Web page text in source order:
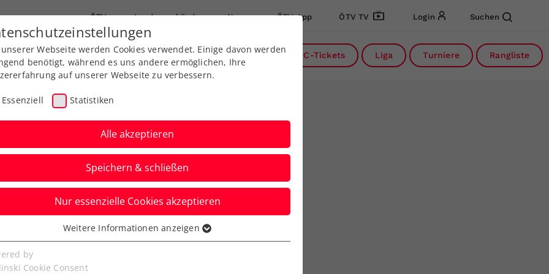
ÖTV Landesverbände News ÖTV App ÖTV TV Login Suchen
Ausbildung Services Über uns DC-Tickets Liga Turniere Rangliste
Vienna W75:
den Heimtriumph
Webseite werden Cookies verwendet. Einige davon werden
benötigt, während es uns andere ermöglichen, Ihre
auf unserer Webseite zu verbessern.
Essenziell Statistiken
Alle akzeptieren
Speichern & schließen
Nur essenzielle Cookies akzeptieren
Cookies werden für grundlegende Funktionen der
benötigt. Dadurch ist gewährleistet, dass die Webseite
Weitere Informationen anzeigen
by
Cookie Consent